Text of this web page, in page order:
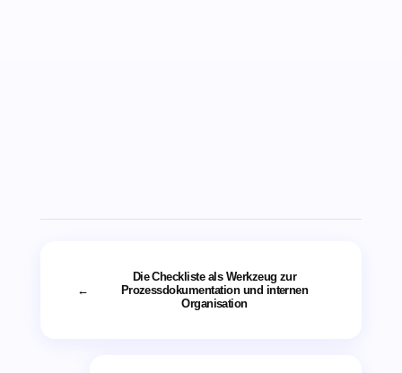
←
Die Checkliste als Werkzeug zur
Prozessdokumentation und internen
Organisation